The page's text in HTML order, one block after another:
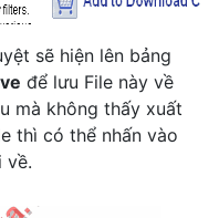
sẽ hiện lên bảng
để lưu File này về
mà không thấy xuất
thì có thể nhấn vào
về.